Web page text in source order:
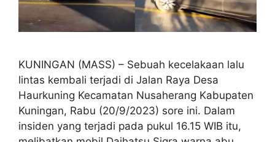
KUNINGAN (MASS) – Sebuah kecelakaan lalu
lintas kembali terjadi di Jalan Raya Desa
Haurkuning Kecamatan Nusaherang Kabupaten
Kuningan, Rabu (20/9/2023) sore ini. Dalam
insiden yang terjadi pada pukul 16.15 WIB itu,